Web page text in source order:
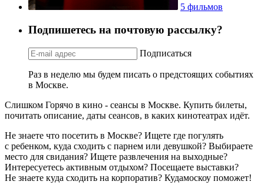
5 фильмов
Подпишетесь на почтовую рассылку?
Подписаться
Раз в неделю мы будем писать о предстоящих событиях
в Москве.
Слишком Горячо в кино - сеансы в Москве. Купить билеты,
почитать описание, даты сеансов, в каких кинотеатрах идёт.
Не знаете что посетить в Москве? Ищете где погулять
с ребенком, куда сходить с парнем или девушкой? Выбираете
место для свидания? Ищете развлечения на выходные?
Интересуетесь активным отдыхом? Посещаете выставки?
Не знаете куда сходить на корпоратив? Кудамоскоу поможет!